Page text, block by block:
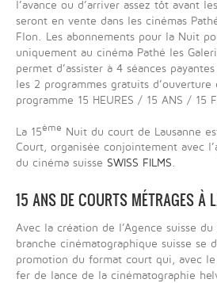
l’avance ou d’arriver assez tôt avant
seront en vente dans les cinémas
Flon. Les abonnements pour la Nuit
uniquement au cinéma Pathé les
permet d’assister à 4 séances
les 2 programmes gratuits
programme 15 HEURES / 15 ANS / 15
La 15ème Nuit du court de Lausanne
Court, organisée conjointement avec
du cinéma suisse SWISS FILMS.
15 ANS DE COURTS MÉTRAGES À
Avec la création de l’Agence suisse
branche cinématographique suisse se
promotion du format court qui, avec
fer de lance de la cinématographie